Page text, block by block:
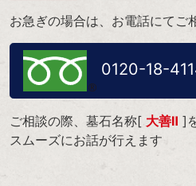
お急ぎの場合は、お電話にてご
0120-18-
ご相談の際、墓石名称[ 大善Ⅱ ]
スムーズにお話が行えます